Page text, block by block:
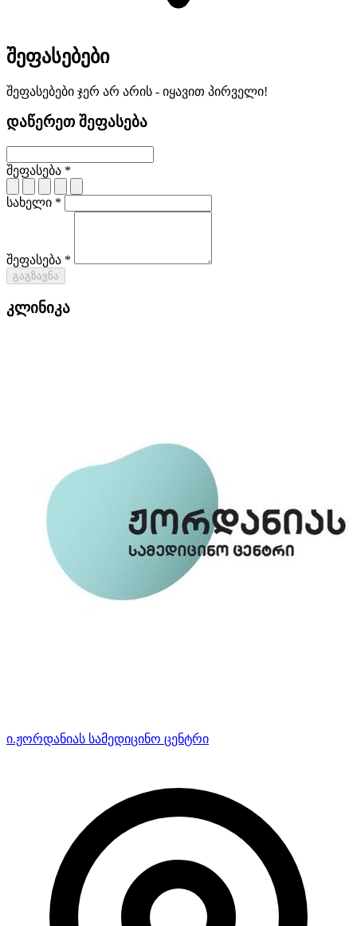
შეფასებები
შეფასებები ჯერ არ არის - იყავით პირველი!
დაწერეთ შეფასება
შეფასება *
სახელი *
შეფასება *
გაგზავნა
კლინიკა
ი.ჟორდანიას სამედიცინო ცენტრი